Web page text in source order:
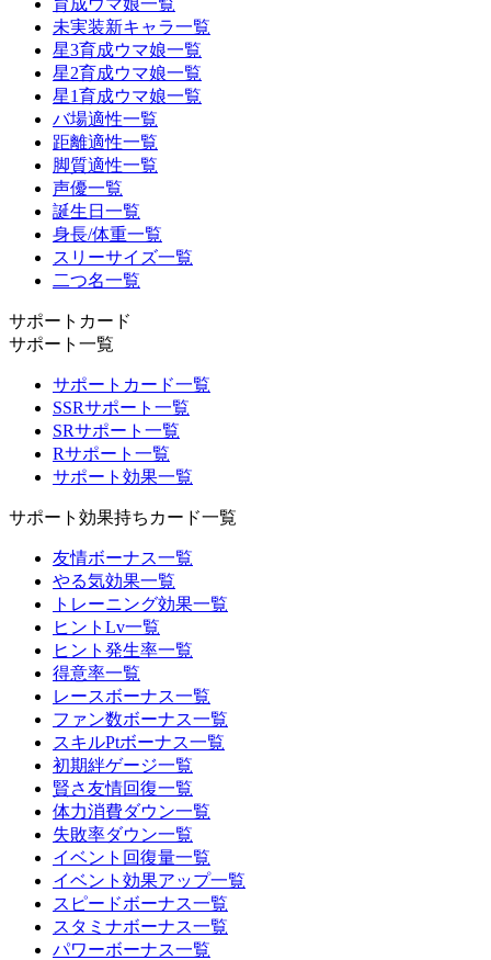
育成ウマ娘一覧
未実装新キャラ一覧
星3育成ウマ娘一覧
星2育成ウマ娘一覧
星1育成ウマ娘一覧
バ場適性一覧
距離適性一覧
脚質適性一覧
声優一覧
誕生日一覧
身長/体重一覧
スリーサイズ一覧
二つ名一覧
サポートカード
サポート一覧
サポートカード一覧
SSRサポート一覧
SRサポート一覧
Rサポート一覧
サポート効果一覧
サポート効果持ちカード一覧
友情ボーナス一覧
やる気効果一覧
トレーニング効果一覧
ヒントLv一覧
ヒント発生率一覧
得意率一覧
レースボーナス一覧
ファン数ボーナス一覧
スキルPtボーナス一覧
初期絆ゲージ一覧
賢さ友情回復一覧
体力消費ダウン一覧
失敗率ダウン一覧
イベント回復量一覧
イベント効果アップ一覧
スピードボーナス一覧
スタミナボーナス一覧
パワーボーナス一覧